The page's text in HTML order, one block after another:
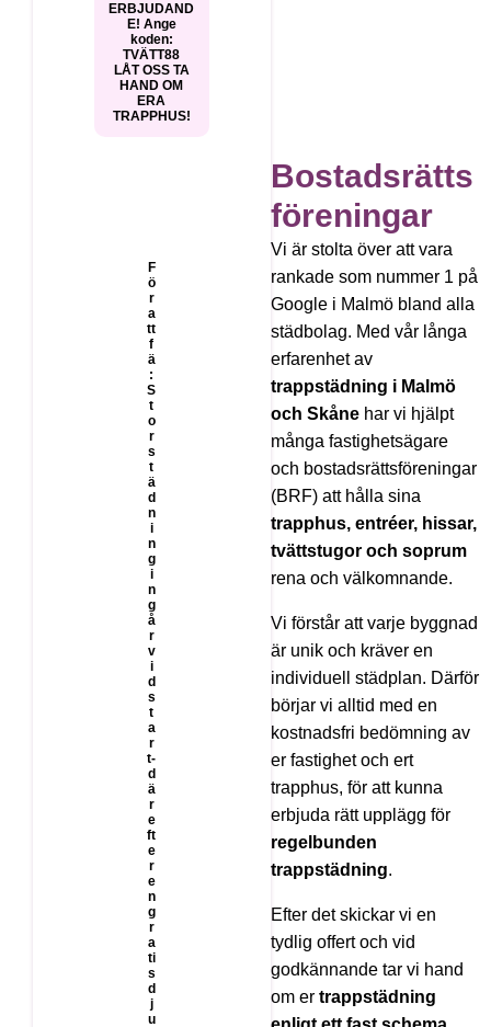
Bostadsrätts
föreningar
Vi är stolta över att vara
rankade som nummer 1 på
Google i Malmö bland alla
städbolag. Med vår långa
erfarenhet av
trappstädning i Malmö
och Skånehar vi hjälpt
många fastighetsägare
och bostadsrättsföreningar
(BRF) att hålla sina
trapphus, entréer, hissar,
tvättstugor och soprum
rena och välkomnande.
Vi förstår att varje byggnad
är unik och kräver en
individuell städplan. Därför
börjar vi alltid med en
kostnadsfri bedömning av
er fastighet och ert
trapphus, för att kunna
erbjuda rätt upplägg för
regelbunden
trappstädning.
Efter det skickar vi en
tydlig offert och vid
godkännande tar vi hand
om er trappstädning
ERBJUDAND
E! Ange
koden:
TVÄTT88
LÅT OSS TA
HAND OM
ERA
TRAPPHUS!
F
ö
r
a
tt
f
ä
:
S
t
o
r
s
t
ä
d
n
i
n
g
i
n
g
å
r
v
i
d
s
t
a
r
t-
d
ä
r
e
ft
e
r
e
n
g
r
a
ti
s
d
j
u